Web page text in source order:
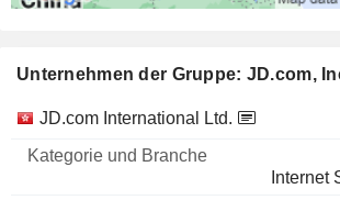
Unternehmen der Gruppe: JD.com,
Name
Kategorie
Branche
JD.com International Ltd.
Internet